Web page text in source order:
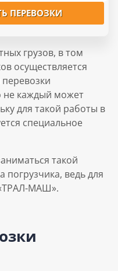
ПЕРЕВОЗКИ
грузов, в том
осуществляется
не каждый может
для такой работы в
специальное
такой
погрузчика, ведь для
МАШ».